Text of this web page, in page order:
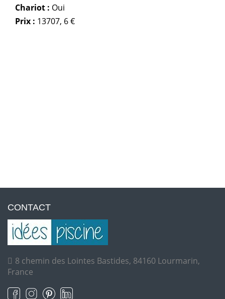
Chariot : Oui
Prix : 13707, 6 €
CONTACT
8 chemin des Lointes Bastides, 84160 Lourmarin,
France